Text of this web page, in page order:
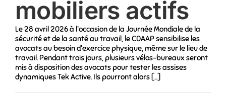
mobiliers actifs
Le 28 avril 2026 à l'occasion de la Journée Mondiale de la
sécurité et de la santé au travail, le CDAAP sensibilise les
avocats au besoin d'exercice physique, même sur le lieu de
travail. Pendant trois jours, plusieurs vélos-bureaux seront
mis à disposition des avocats pour tester les assises
dynamiques Tek Active. Ils pourront alors [...]